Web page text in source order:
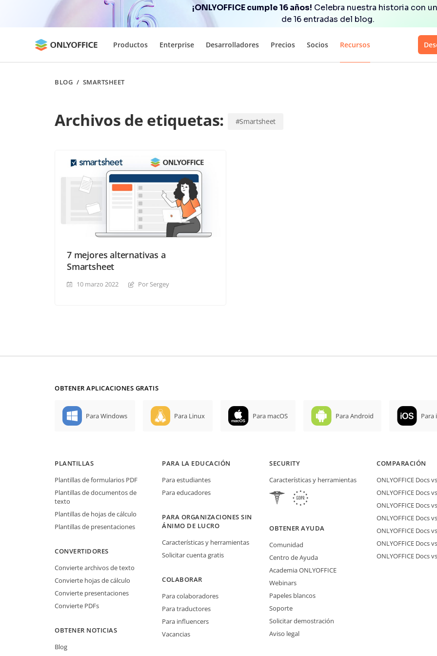
¡ONLYOFFICE cumple 16 años! Celebra nuestra historia con
de 16 entradas del blog.
Productos Enterprise Desarrolladores Precios Socios Recursos
BLOG / SMARTSHEET
Archivos de etiquetas: #Smartsheet
7 mejores alternativas a
Smartsheet
10 marzo 2022 Por Sergey
OBTENER APLICACIONES GRATIS
Para Windows Para Linux Para macOS Para Android Para
PLANTILLAS
Plantillas de formularios PDF
Plantillas de documentos de
texto
Plantillas de hojas de cálculo
Plantillas de presentaciones
CONVERTIDORES
Convierte archivos de texto
Convierte hojas de cálculo
Convierte presentaciones
Convierte PDFs
OBTENER NOTICIAS
Blog
PARA LA EDUCACIÓN
Para estudiantes
Para educadores
PARA ORGANIZACIONES SIN
ÁNIMO DE LUCRO
Características y herramientas
Solicitar cuenta gratis
COLABORAR
Para colaboradores
Para traductores
Para influencers
Vacancias
SECURITY
Características y herramientas
OBTENER AYUDA
Comunidad
Centro de Ayuda
Academia ONLYOFFICE
Webinars
Papeles blancos
Soporte
Solicitar demostración
Aviso legal
COMPARACIÓN
ONLYOFFICE Docs
ONLYOFFICE Docs
ONLYOFFICE Docs
ONLYOFFICE Docs
ONLYOFFICE Docs
ONLYOFFICE Docs
ONLYOFFICE Docs